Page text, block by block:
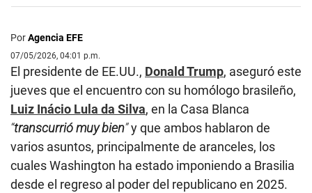
PorAgencia EFE
07/05/2026, 04:01 p.m.
El presidente de EE.UU., Donald Trump, aseguró este
jueves que el encuentro con su homólogo brasileño,
Luiz Inácio Lula da Silva, en la Casa Blanca
“transcurrió muy bien”y que ambos hablaron de
varios asuntos, principalmente de aranceles, los
cuales Washington ha estado imponiendo a Brasilia
desde el regreso al poder del republicano en 2025.